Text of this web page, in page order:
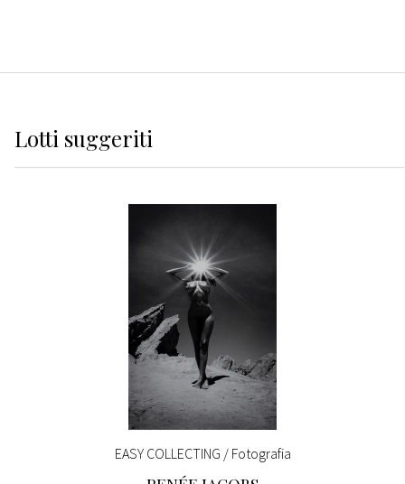
Lotti suggeriti
EASY COLLECTING / Fotografia